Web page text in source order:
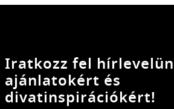
Iratkozz fel
ajánlatokért és
divatinspirációkért!